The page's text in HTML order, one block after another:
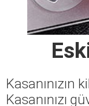
Kasanınızın
Kasanınızı